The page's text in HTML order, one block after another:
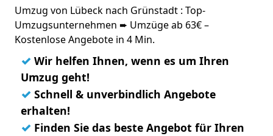
Umzug von Lübeck nach Grünstadt : Top-
Umzugsunternehmen ➨ Umzüge ab 63€ –
Kostenlose Angebote in 4 Min.
✓ Wir helfen Ihnen, wenn es um Ihren
Umzug geht!
✓ Schnell & unverbindlich Angebote
erhalten!
✓ Finden Sie das beste Angebot für Ihren